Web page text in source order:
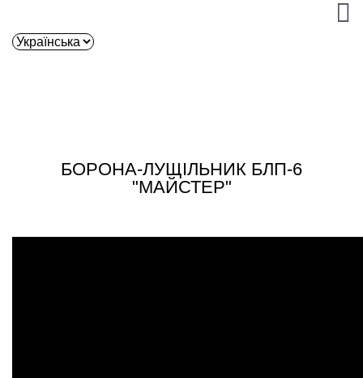
БОРОНА-ЛУЩІЛЬНИК БЛП-6
"МАЙСТЕР"